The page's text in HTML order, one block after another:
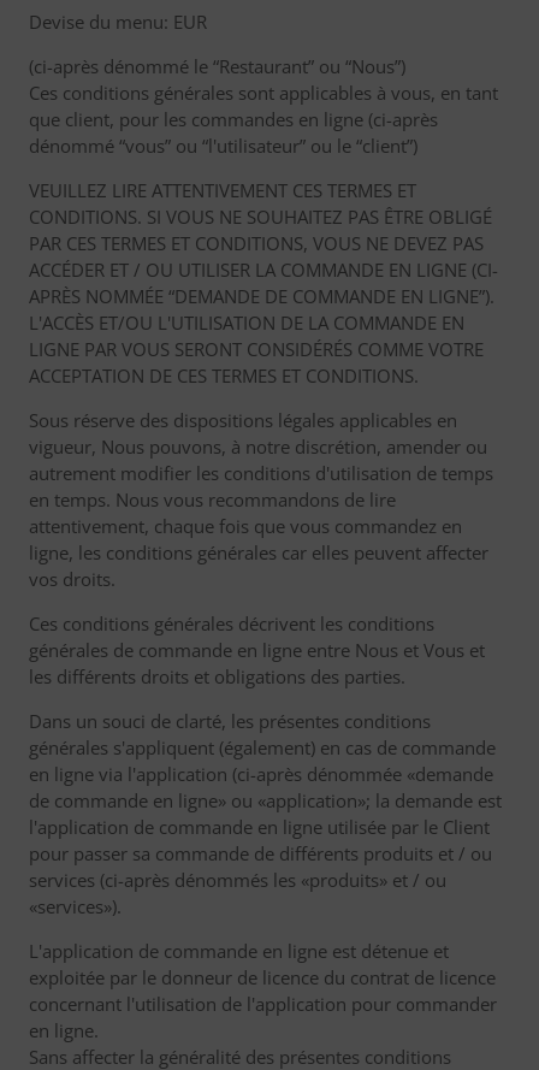
Devise du menu: EUR
(ci-après dénommé le “Restaurant” ou “Nous”)
Ces conditions générales sont applicables à vous, en tant
que client, pour les commandes en ligne (ci-après
dénommé “vous” ou “l'utilisateur” ou le “client”)
VEUILLEZ LIRE ATTENTIVEMENT CES TERMES ET
CONDITIONS. SI VOUS NE SOUHAITEZ PAS ÊTRE OBLIGÉ
PAR CES TERMES ET CONDITIONS, VOUS NE DEVEZ PAS
ACCÉDER ET / OU UTILISER LA COMMANDE EN LIGNE (CI-
APRÈS NOMMÉE “DEMANDE DE COMMANDE EN LIGNE”).
L'ACCÈS ET/OU L'UTILISATION DE LA COMMANDE EN
LIGNE PAR VOUS SERONT CONSIDÉRÉS COMME VOTRE
ACCEPTATION DE CES TERMES ET CONDITIONS.
Sous réserve des dispositions légales applicables en
vigueur, Nous pouvons, à notre discrétion, amender ou
autrement modifier les conditions d'utilisation de temps
en temps. Nous vous recommandons de lire
attentivement, chaque fois que vous commandez en
ligne, les conditions générales car elles peuvent affecter
vos droits.
Ces conditions générales décrivent les conditions
générales de commande en ligne entre Nous et Vous et
les différents droits et obligations des parties.
Dans un souci de clarté, les présentes conditions
générales s'appliquent (également) en cas de commande
en ligne via l'application (ci-après dénommée «demande
de commande en ligne» ou «application»; la demande est
l'application de commande en ligne utilisée par le Client
pour passer sa commande de différents produits et / ou
services (ci-après dénommés les «produits» et / ou
«services»).
L'application de commande en ligne est détenue et
exploitée par le donneur de licence du contrat de licence
concernant l'utilisation de l'application pour commander
en ligne.
Sans affecter la généralité des présentes conditions